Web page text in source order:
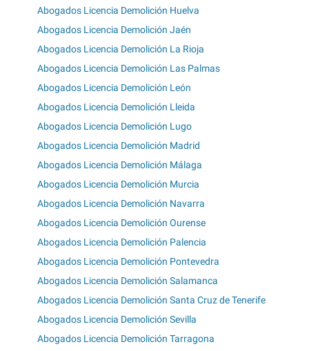
Abogados Licencia Demolición Huelva
Abogados Licencia Demolición Jaén
Abogados Licencia Demolición La Rioja
Abogados Licencia Demolición Las Palmas
Abogados Licencia Demolición León
Abogados Licencia Demolición Lleida
Abogados Licencia Demolición Lugo
Abogados Licencia Demolición Madrid
Abogados Licencia Demolición Málaga
Abogados Licencia Demolición Murcia
Abogados Licencia Demolición Navarra
Abogados Licencia Demolición Ourense
Abogados Licencia Demolición Palencia
Abogados Licencia Demolición Pontevedra
Abogados Licencia Demolición Salamanca
Abogados Licencia Demolición Santa Cruz de Tenerife
Abogados Licencia Demolición Sevilla
Abogados Licencia Demolición Tarragona